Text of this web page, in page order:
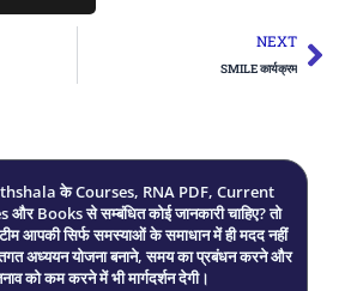
NEXT
SMILE कार्यक्रम
के Courses, RNA PDF, Current
Books से सम्बंधित कोई जानकारी चाहिए? तो
आपकी सिर्फ समस्याओं के समाधान में ही मदद नहीं
अध्ययन योजना बनाने, समय का प्रबंधन करने और
को कम करने में भी मार्गदर्शन देगी।